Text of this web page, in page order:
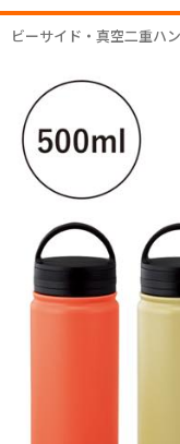
ビーサイド・真空二重ハ